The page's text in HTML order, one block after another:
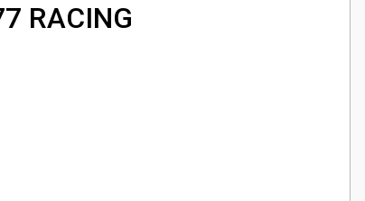
RACING